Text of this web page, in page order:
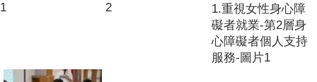
1 2
1.重視女性身心障
礙者就業-第2層身
心障礙者個人支持
服務-圖片1